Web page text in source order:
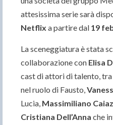
attesissima serie sarà
Netflix a partire dal 19
La sceneggiatura è stata
collaborazione con Elisa
cast di attori di talento,
nel ruolo di Fausto,
Lucia, Massimiliano
Cristiana Dell’Anna che